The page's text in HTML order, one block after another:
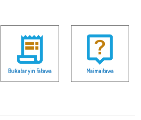
Buƙatar yin Fatawa Maimaitawa